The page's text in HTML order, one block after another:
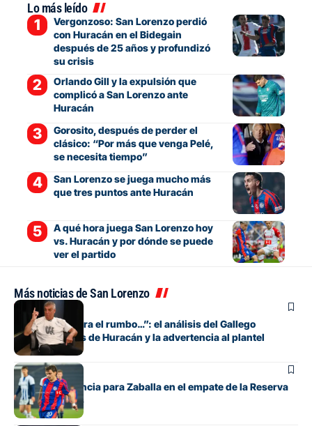
Lo más leído
Vergonzoso: San Lorenzo perdió
con Huracán en el Bidegain
después de 25 años y profundizó
su crisis
Orlando Gill y la expulsión que
complicó a San Lorenzo ante
Huracán
Gorosito, después de perder el
clásico: “Por más que venga Pelé,
se necesita tiempo”
San Lorenzo se juega mucho más
que tres puntos ante Huracán
A qué hora juega San Lorenzo hoy
vs. Huracán y por dónde se puede
ver el partido
Más noticias de San Lorenzo
Fútbol
“Si no encuentra el rumbo…”: el análisis del Gallego
González antes de Huracán y la advertencia al plantel
Juveniles
Debut y asistencia para Zaballa en el empate de la Reserva
contra Talleres